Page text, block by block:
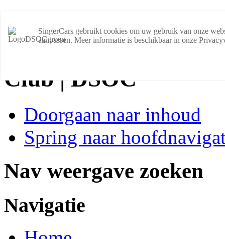
SingerCars gebruikt cookies om uw gebruik van onze
aanpassen. Meer informatie is beschikbaar in onze
Club | DSOC
Doorgaan naar inhoud
Spring naar
Nav weergave zoeken
Navigatie